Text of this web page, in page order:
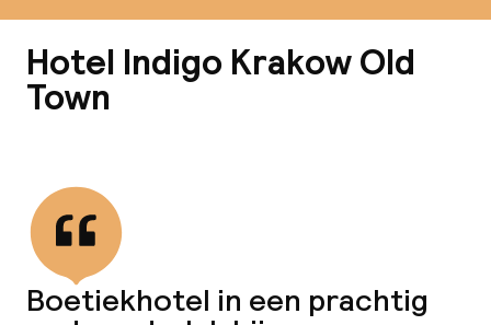
Hotel Indigo Krakow Old
Town
Boetiekhotel in een prachtig